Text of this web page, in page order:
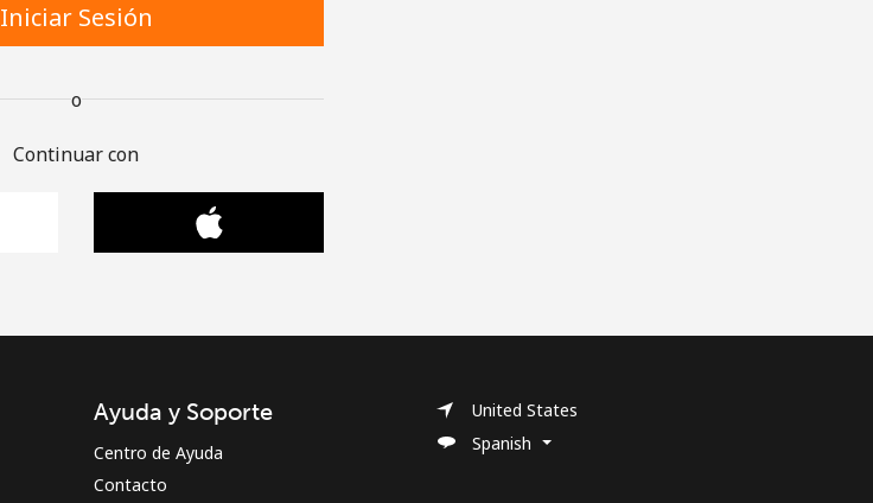
Iniciar Sesión
o
Continuar con
Ayuda y Soporte
Centro de Ayuda
Contacto
United States
Spanish